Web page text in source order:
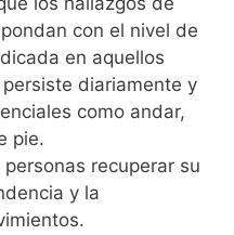
con el nivel de
en aquellos
diariamente y
como andar,
pie.
recuperar su
y la